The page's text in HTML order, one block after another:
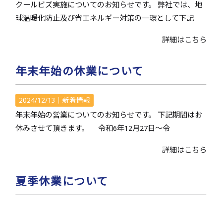
クールビズ実施についてのお知らせです。 弊社では、地
球温暖化防止及び省エネルギー対策の一環として下記
詳細はこちら
年末年始の休業について
2024/12/13｜新着情報
年末年始の営業についてのお知らせです。 下記期間はお
休みさせて頂きます。 令和6年12月27日～令
詳細はこちら
夏季休業について